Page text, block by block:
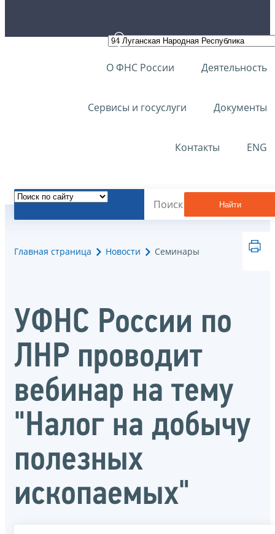
О ФНС России Деятельность
Сервисы и госуслуги Документы
Контакты ENG
Найти
Главная страница Новости Семинары
УФНС России по
ЛНР проводит
вебинар на тему
"Налог на добычу
полезных
ископаемых"